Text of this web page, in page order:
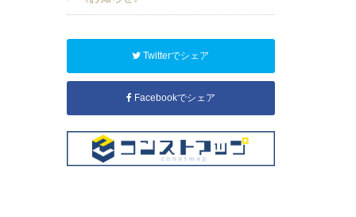
Twitterでシェア
Facebookでシェア